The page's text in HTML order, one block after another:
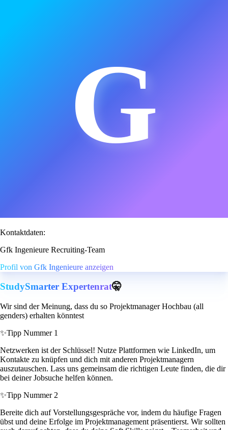
G
Kontaktdaten:
Gfk Ingenieure Recruiting-Team
Profil von Gfk Ingenieure anzeigen
StudySmarter Expertenrat🤫
Wir sind der Meinung, dass du so Projektmanager Hochbau (all
genders) erhalten könntest
✨Tipp Nummer 1
Netzwerken ist der Schlüssel! Nutze Plattformen wie LinkedIn, um
Kontakte zu knüpfen und dich mit anderen Projektmanagern
auszutauschen. Lass uns gemeinsam die richtigen Leute finden, die dir
bei deiner Jobsuche helfen können.
✨Tipp Nummer 2
Bereite dich auf Vorstellungsgespräche vor, indem du häufige Fragen
übst und deine Erfolge im Projektmanagement präsentierst. Wir sollten